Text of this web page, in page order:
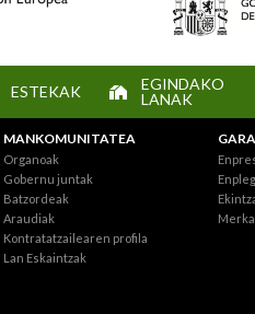
ESTEKAK
EGINDAKO
LANAK
MANKOMUNITATEA
Organoak
Gobernu juntak
Batzordeak
Araudiak
Kontratatzailearen profila
Lan Eskaintzak